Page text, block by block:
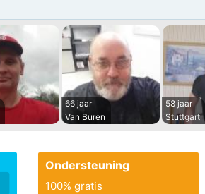
66 jaar
Van Buren
58 jaar
Stuttgart
Ondersteuning
100% gratis